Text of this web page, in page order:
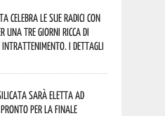
celebra le sue radici con
una tre giorni ricca di
I dettagli
sarà eletta ad
per la finale